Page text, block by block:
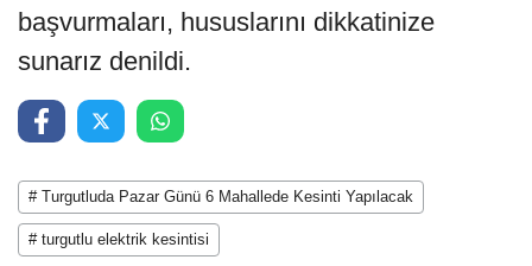
başvurmaları, hususlarını dikkatinize
sunarız denildi.
# Turgutluda Pazar Günü 6 Mahallede Kesinti Yapılacak
# turgutlu elektrik kesintisi